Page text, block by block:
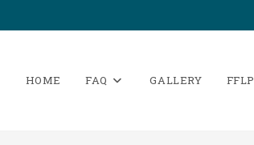
HOME FAQ GALLERY